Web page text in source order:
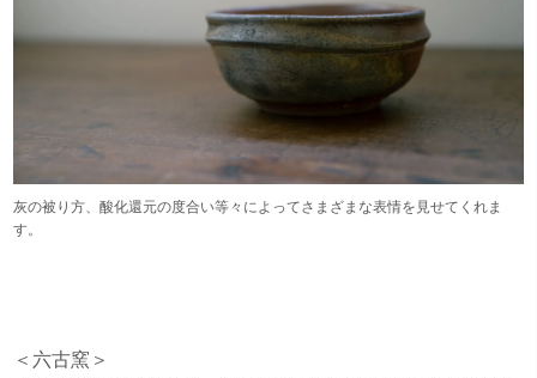
灰の被り方、酸化還元の度合い等々によってさまざまな表情を見せてくれま
す。
＜六古窯＞